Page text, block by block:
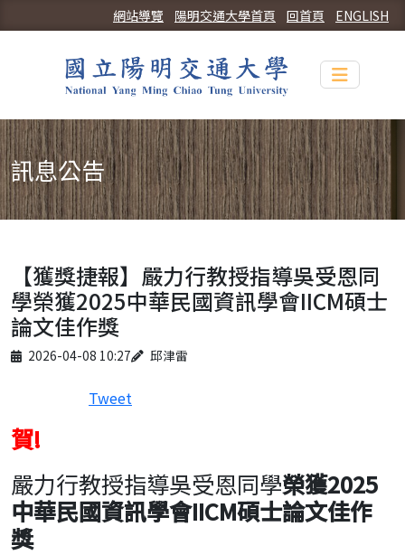
ENGLISH
回首頁
陽明交通大學首頁
網站導覽
Toggle
訊息公告
【獲獎捷報】嚴力行教授指導吳受恩同
學榮獲2025中華民國資訊學會IICM碩士
論文佳作獎
Published on
2026-04-08 10:27
Author 邱津雷
Tweet
賀!
嚴力行教授指導吳受恩同學榮獲2025
中華民國資訊學會IICM碩士論文佳作
獎